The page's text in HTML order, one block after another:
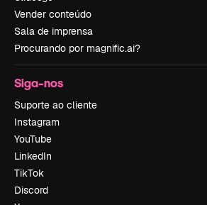
Vender conteúdo
Sala de imprensa
Procurando por magnific.ai?
Siga-nos
Suporte ao cliente
Instagram
YouTube
LinkedIn
TikTok
Discord